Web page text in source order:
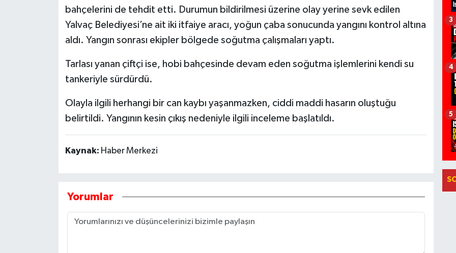
bahçelerini de tehdit etti. Durumun bildirilmesi üzerine olay yerine sevk edilen
Yalvaç Belediyesi’ne ait iki itfaiye aracı, yoğun çaba sonucunda yangını kontrol altına
aldı. Yangın sonrası ekipler bölgede soğutma çalışmaları yaptı.
Tarlası yanan çiftçi ise, hobi bahçesinde devam eden soğutma işlemlerini kendi su
tankeriyle sürdürdü.
Olayla ilgili herhangi bir can kaybı yaşanmazken, ciddi maddi hasarın oluştuğu
belirtildi. Yangının kesin çıkış nedeniyle ilgili inceleme başlatıldı.
Kaynak: Haber Merkezi
Yorumlar
3
4
5